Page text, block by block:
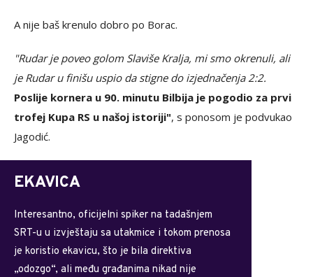
A nije baš krenulo dobro po Borac.
"Rudar je poveo golom Slaviše Kralja, mi smo okrenuli, ali
je Rudar u finišu uspio da stigne do izjednačenja 2:2.
Poslije kornera u 90. minutu Bilbija je pogodio za prvi
trofej Kupa RS u našoj istoriji", s ponosom je podvukao
Jagodić.
EKAVICA
Interesantno, oficijelni spiker na tadašnjem
SRT-u u izvještaju sa utakmice i tokom prenosa
je koristio ekavicu, što je bila direktiva
„odozgo“, ali među građanima nikad nije